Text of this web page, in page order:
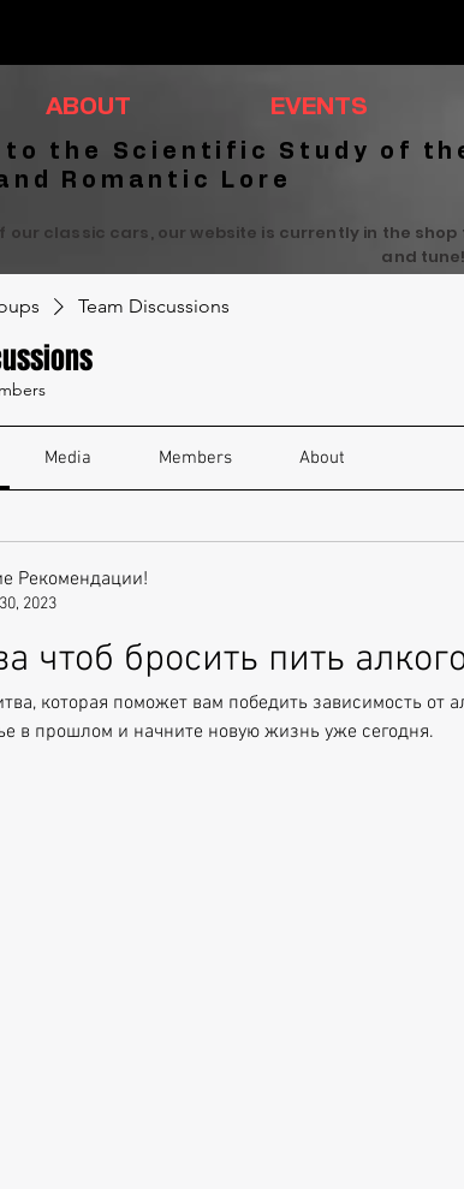
ABOUT EVENTS
to the Scientific Study of
Romantic Lore
our classic cars, our website is currently in the
and tune!
Team Discussions
Media Members About
Рекомендации!
2023
чтоб бросить пить
которая поможет вам победить зависимость от
в прошлом и начните новую жизнь уже сегодня.